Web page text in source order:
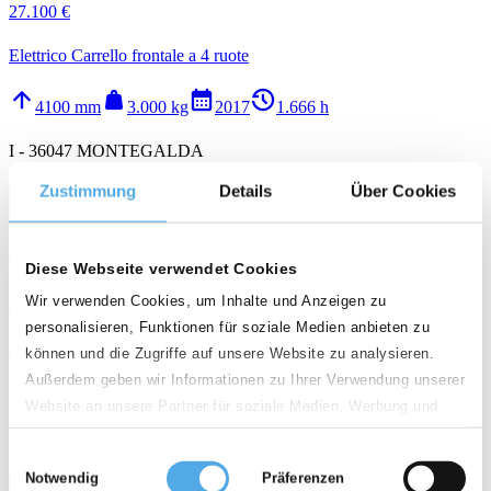
Zustimmung Details Über Cookies
Diese Webseite verwendet Cookies
Wir verwenden Cookies, um Inhalte und Anzeigen zu
personalisieren, Funktionen für soziale Medien anbieten zu
können und die Zugriffe auf unsere Website zu analysieren.
Außerdem geben wir Informationen zu Ihrer Verwendung unserer
Website an unsere Partner für soziale Medien, Werbung und
Analysen weiter. Unsere Partner führen diese Informationen
möglicherweise mit weiteren Daten zusammen, die Sie ihnen
bereitgestellt haben oder die sie im Rahmen Ihrer Nutzung der
Notwendig Präferenzen
27.100 €
Elettrico Carrello frontale a 4 ruote
arrow_upward 4100 mm weight 3.000 kgcalendar_month2017history_21.666 h
I - 36047 MONTEGALDA
call email favorite_border
15.300 €
Elettrico Carrelli retrattili
arrow_upward9760 mm weight 1.400 kg calendar_month2017 history_2 3.893 h